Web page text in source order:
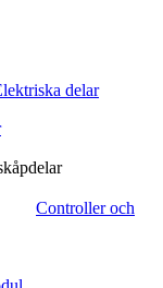
delar
Controller och